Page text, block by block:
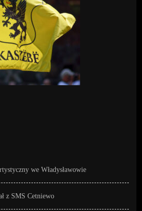
we Władysławowie
z SMS Cetniewo